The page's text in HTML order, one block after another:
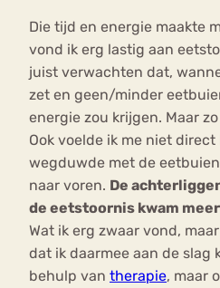
Die tijd en energie maakte
vond ik erg lastig aan
juist verwachten dat,
zet en geen/minder
energie zou krijgen. Maar
Ook voelde ik me niet
wegduwde met de
naar voren. De
de eetstoornis kwam
Wat ik erg zwaar vond,
dat ik daarmee aan de slag
behulp van therapie, maar